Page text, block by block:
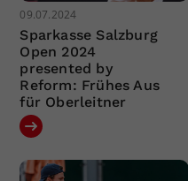
09.07.2024
Sparkasse Salzburg
Open 2024
presented by
Reform: Frühes Aus
für Oberleitner